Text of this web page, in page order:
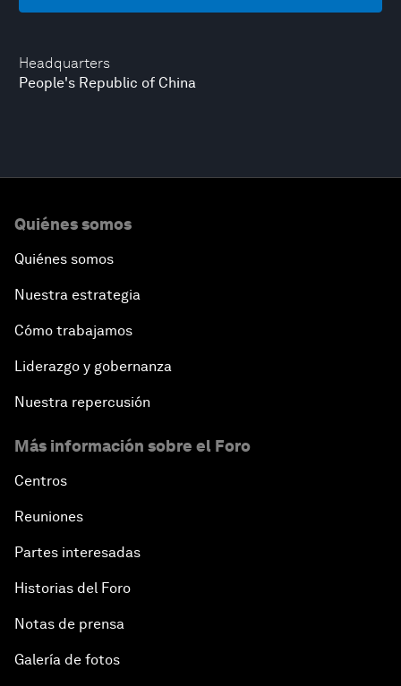
Headquarters
People's Republic of China
Quiénes somos
Quiénes somos
Nuestra estrategia
Cómo trabajamos
Liderazgo y gobernanza
Nuestra repercusión
Más información sobre el Foro
Centros
Reuniones
Partes interesadas
Historias del Foro
Notas de prensa
Galería de fotos